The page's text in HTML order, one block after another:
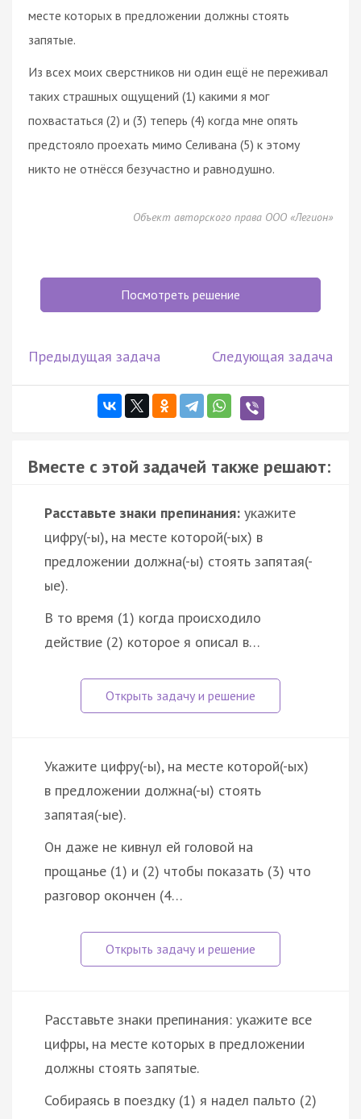
месте которых в предложении должны стоять
запятые.
Из всех моих сверстников ни один ещё не переживал
таких страшных ощущений (1) какими я мог
похвастаться (2) и (3) теперь (4) когда мне опять
предстояло проехать мимо Селивана (5) к этому
никто не отнёсся безучастно и равнодушно.
Объект авторского права ООО «Легион»
Посмотреть решение
Предыдущая задача Следующая задача
Вместе с этой задачей также решают:
Расставьте знаки препинания: укажите
цифру(-ы), на месте которой(-ых) в
предложении должна(-ы) стоять запятая(-
ые).
В то время (1) когда происходило
действие (2) которое я описал в…
Укажите цифру(-ы), на месте которой(-ых)
в предложении должна(-ы) стоять
запятая(-ые).
Он даже не кивнул ей головой на
прощанье (1) и (2) чтобы показать (3) что
разговор окончен (4…
Расставьте знаки препинания: укажите все
цифры, на месте которых в предложении
должны стоять запятые.
Собираясь в поездку (1) я надел пальто (2)